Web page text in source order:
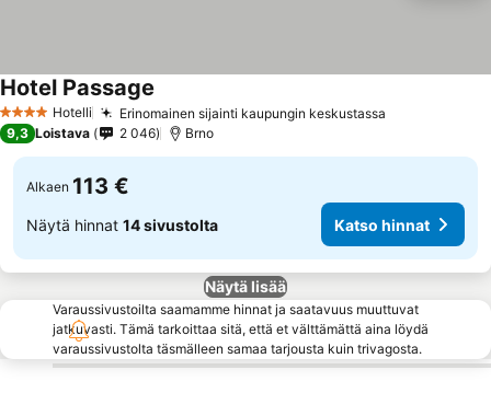
4 Tähtiluokitus
Hotelli Erinomainen sijainti kaupungin keskustassa
Hotel Passage
9,3 Loistava 2 046 Brno
Alkaen 113 €
Näytä hinnat 14 sivustolta Katso hinnat
Näytä lisää
Varaussivustoilta saamamme hinnat ja saatavuus muuttuvat
jatkuvasti. Tämä tarkoittaa sitä, että et välttämättä aina löydä
varaussivustolta täsmälleen samaa tarjousta kuin trivagosta.